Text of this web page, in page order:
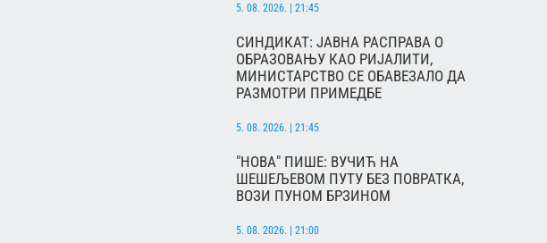
5. 08. 2026. | 21:45
СИНДИКАТ: ЈАВНА РАСПРАВА О
ОБРАЗОВАЊУ КАО РИЈАЛИТИ,
МИНИСТАРСТВО СЕ ОБАВЕЗАЛО ДА
РАЗМОТРИ ПРИМЕДБЕ
5. 08. 2026. | 21:45
"НОВА" ПИШЕ: ВУЧИЋ НА
ШЕШЕЉЕВОМ ПУТУ БЕЗ ПОВРАТКА,
ВОЗИ ПУНОМ БРЗИНОМ
5. 08. 2026. | 21:00